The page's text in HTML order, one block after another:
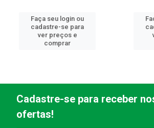
Faça seu login ou
cadastre-se para
ver preços e
comprar
Cadastre-se para receber
ofertas!